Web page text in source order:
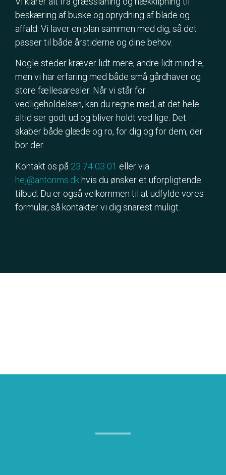
beskæring af buske og oprydning af blade og
affald. Vi laver en plan sammen med dig, så det
passer til både årstiderne og dine behov.
Nogle steder kræver lidt mere, andre lidt mindre,
men vi har erfaring med både små gårdhaver og
store fællesarealer. Når vi står for
vedligeholdelsen, kan du regne med, at det hele
altid ser godt ud og bliver holdt ved lige. Det
skaber både glæde og ro, for dig og for dem, der
bor der.
Kontakt os på 23 74 03 01 eller via
hej@antonms.dkhvis du ønsker et uforpligtende
tilbud. Du er også velkommen til at udfylde vores
formular, så kontakter vi dig snarest muligt.